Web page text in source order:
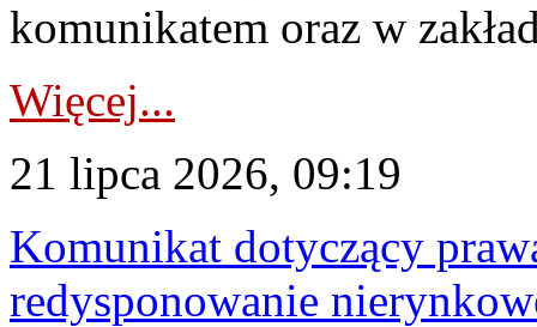
komunikatem oraz w
Więcej...
21 lipca 2026, 09:19
Komunikat dotyczący
redysponowanie